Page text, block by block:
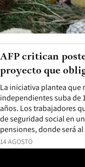
14 AGOSTO
La iniciativa plantea que
independientes suba de
años. Los trabajadores
de seguridad social en
pensiones, donde será
AFP critican
proyecto que